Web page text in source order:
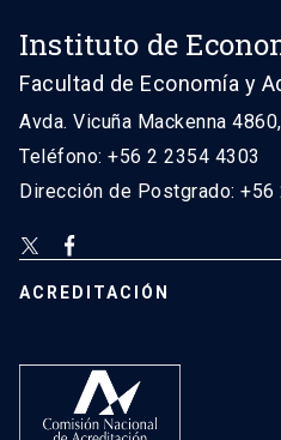
Instituto de
Facultad de Economía y
Avda. Vicuña Mackenna
Teléfono: +56 2 2354 4303
Dirección de Postgrado: +56
ACREDITACIÓN